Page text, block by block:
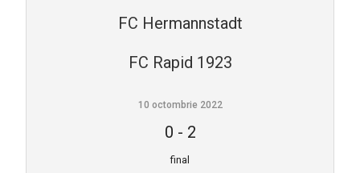
FC Hermannstadt
FC Rapid 1923
10 octombrie 2022
0 - 2
final